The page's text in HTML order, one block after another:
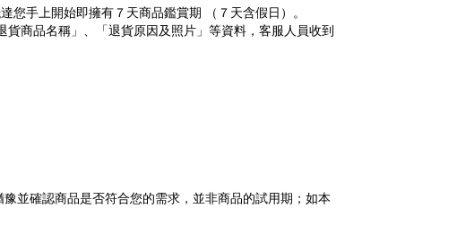
您手上開始即擁有７天商品鑑賞期 （７天含假日）。
商品名稱」、「退貨原因及照片」等資料，客服人員收到
並確認商品是否符合您的需求，並非商品的試用期；如本